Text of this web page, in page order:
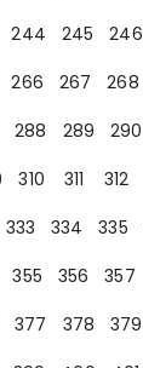
244 245 246
266 267 268
288 289 290
310 311 312
333 334 335
355 356 357
377 378 379